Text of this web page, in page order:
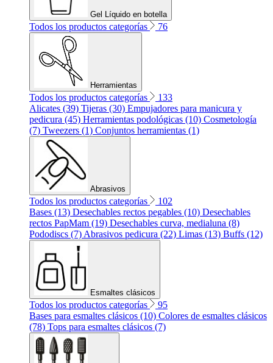
Gel Líquido en botella
Todos los productos categorías 76
Herramientas
Todos los productos categorías
133
Alicates (39) Tijeras (30) Empujadores para manicura y
pedicura (45) Herramientas podológicas (10) Cosmetología
(7) Tweezers (1) Conjuntos herramientas (1)
Abrasivos
Todos los productos categorías
102
Bases (13) Desechables rectos pegables (10) Desechables
rectos PapMam (19) Desechables curva, medialuna (8)
Pododiscs (7) Abrasivos pedicura (22) Limas (13) Buffs (12)
Esmaltes clásicos
Todos los productos categorías
95
Bases para esmaltes clásicos (10) Colores de esmaltes clásicos
(78) Tops para esmaltes clásicos (7)